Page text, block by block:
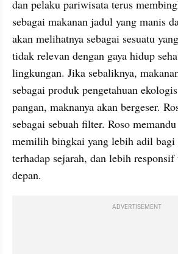
dan pelaku pariwisata terus
sebagai makanan jadul yang manis
akan melihatnya sebagai sesuatu
tidak relevan dengan gaya hidup
lingkungan. Jika sebaliknya,
sebagai produk pengetahuan
pangan, maknanya akan bergeser.
sebagai sebuah filter. Roso
memilih bingkai yang lebih adil
terhadap sejarah, dan lebih responsif
depan.
ADVERTISEMENT